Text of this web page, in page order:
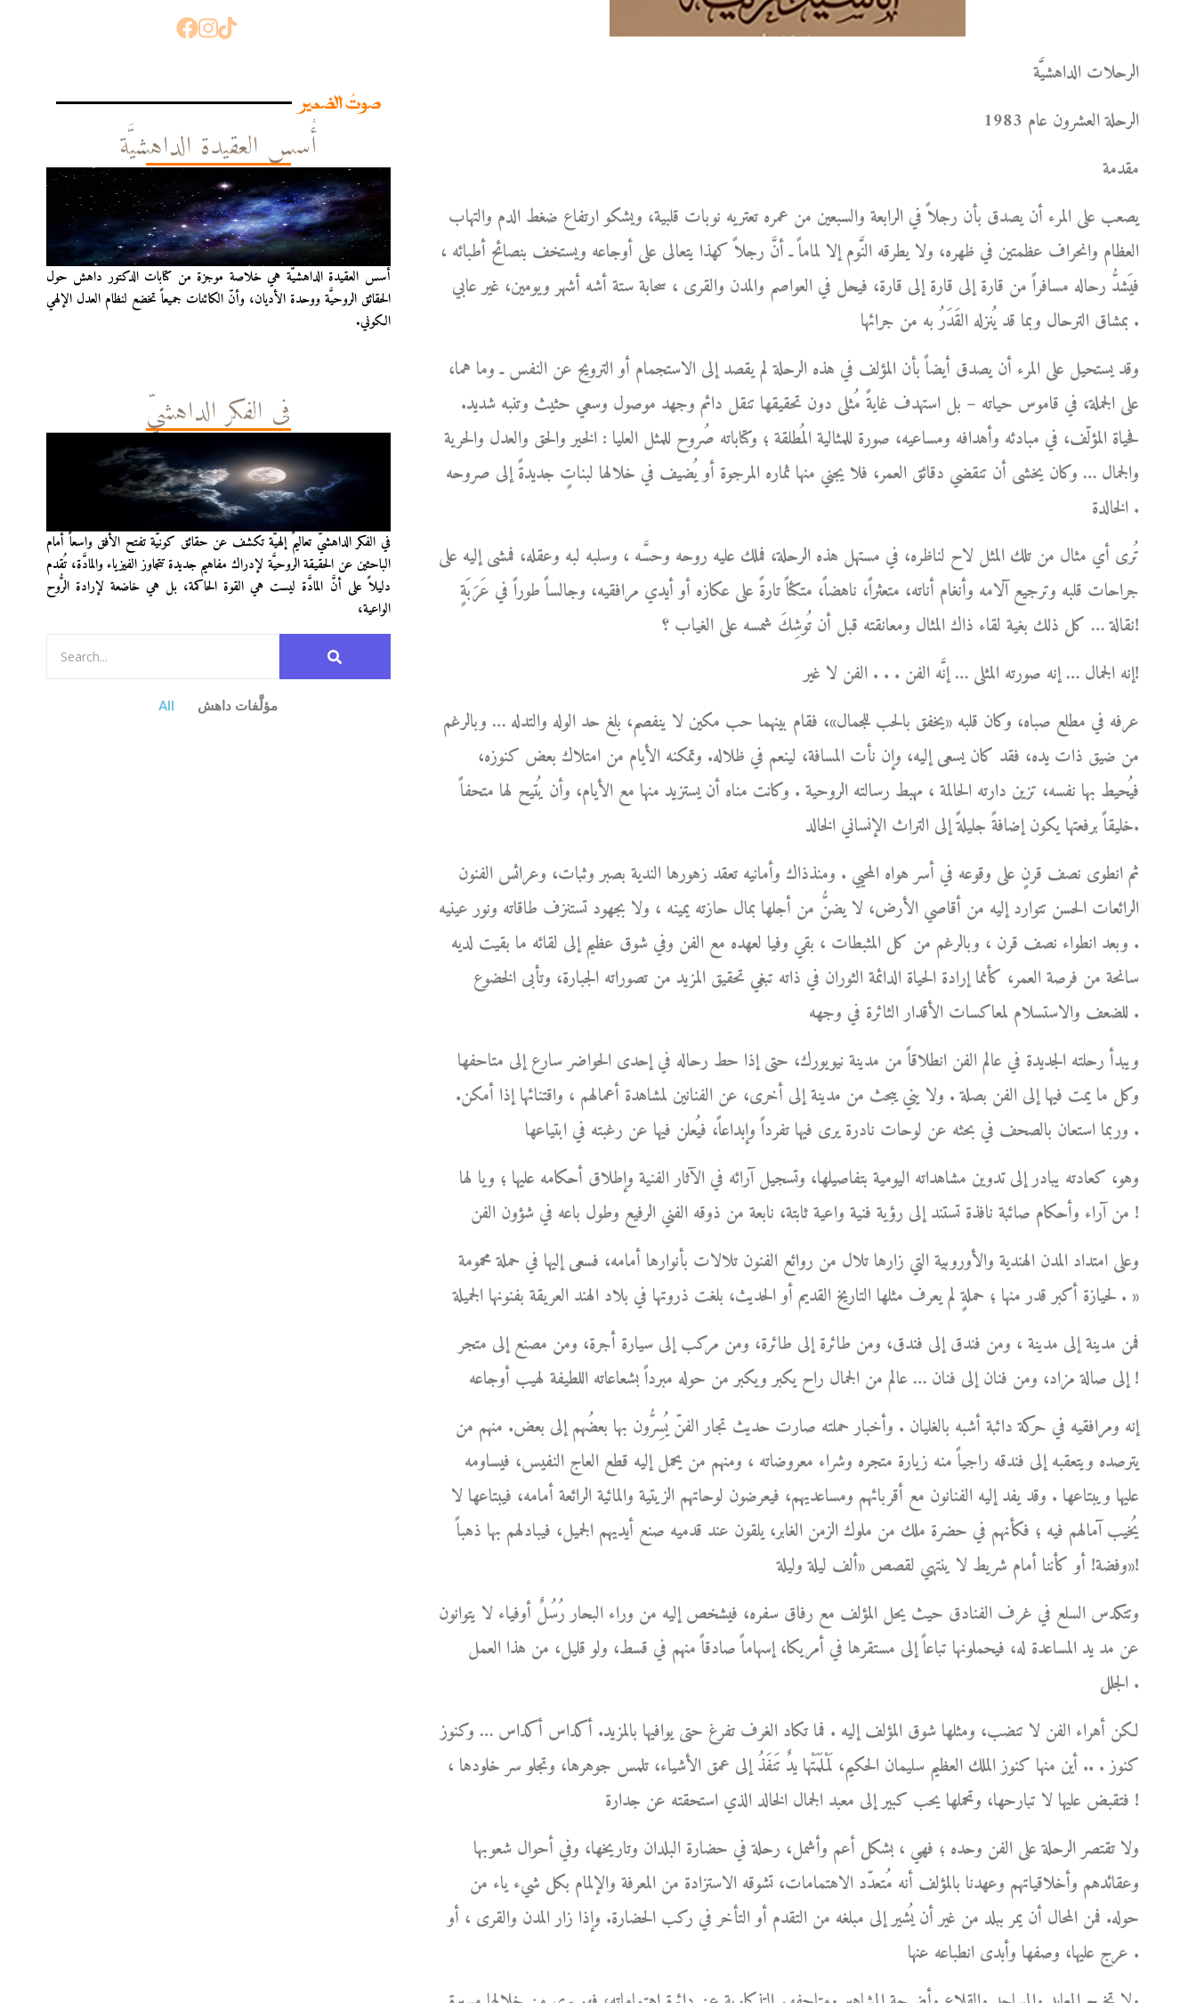
صوتُ الضمير
أُسس العقيدة الداهشيَّة
أُسس العقيدة الداهشيّة هي خلاصة موجزة من كتابات الدكتور داهش حول
الحقائق الروحيَّة ووحدة الأديان، وأنّ الكائنات جميعاً تخضع لنظام العدل الإلهي
الكوني.
في الفكر الداهشيّ
في الفكر الداهشيّ تعاليمٌ إلهيَّة تكشف عن حقائق كونيَّة تفتح الأفق واسعاً أمام
الباحثين عن الحقيقة الروحيَّة لإدراك مفاهيم جديدة تتجاوز الفيزياء والمادَّة، تُقدم
دليلاً على أنَّ المادَّة ليست هي القوة الحاكمة، بل هي خاضعة لإرادة الرُّوح
الواعية،
All مؤلَّفات داهش
الرحلات الداهشيَّة
الرحلة العشرون عام 1983
مقدمة
يصعب على المرء أن يصدق بأن رجلاً في الرابعة والسبعين من عمره تعتريه نوبات قلبية، ويشكو ارتفاع ضغط الدم والتهاب
العظام وانحراف عظمتين في ظهره، ولا يطرقه النَّوم إلا لماماً ـ أنَّ رجلاً كهذا يتعالى على أوجاعه ويستخف بنصائح أطبائه ،
فيَشدُّ رحاله مسافراً من قارة إلى قارة إلى قارة، فيحل في العواصم والمدن والقرى ، سحابة ستة أشه أشهر ويومين، غير عابي
بمشاق الترحال وبما قد يُنزله القَدَرُ به من جرائها .
وقد يستحيل على المرء أن يصدق أيضاً بأن المؤلف في هذه الرحلة لم يقصد إلى الاستجمام أو الترويح عن النفس ـ وما هما،
على الجملة، في قاموس حياته – بل استهدف غايةً مُثلى دون تحقيقها تنقل دائم وجهد موصول وسعي حثيث وتنبه شديد.
فحياة المؤلّف، في مبادئه وأهدافه ومساعيه، صورة للمثالية المُطلقة ؛ وكتاباته صُروح للمثل العليا : الخير والحق والعدل والحرية
والجمال … وكان يخشى أن تنقضي دقائق العمر، فلا يجني منها ثماره المرجوة أو يُضيف في خلالها لبناتٍ جديدةً إلى صروحه
الخالدة .
تُرى أي مثال من تلك المثل لاح لناظره، في مستهل هذه الرحلة، فملك عليه روحه وحسَّه ، وسلبه لبه وعقله، فمشى إليه على
جراحات قلبه وترجيع آلامه وأنغام أناته، متعثراً، ناهضاً، متكئاً تارةً على عكازه أو أيدي مرافقيه، وجالساً طوراً في عَرَبَةٍ
نقالة … كل ذلك بغية لقاء ذاك المثال ومعانقته قبل أن تُوشِكَ شمسه على الغياب ؟!
إنه الجمال … إنه صورته المثلى … إنَّه الفن . . . الفن لا غير!
عرفه في مطلع صباه، وكان قلبه «يخفق بالحب للجمال»، فقام بينهما حب مكين لا ينفصم، بلغ حد الوله والتدله … وبالرغم
من ضيق ذات يده، فقد كان يسعى إليه، وإن نأت المسافة، لينعم في ظلاله. وتمكنه الأيام من امتلاك بعض كنوزه،
فيُحيط بها نفسه، تزين دارته الحالمة ، مهبط رسالته الروحية . وكانت مناه أن يستزيد منها مع الأيام، وأن يُتيح لها متحفاً
خليقاً برفعتها يكون إضافةً جليلةً إلى التراث الإنساني الخالد.
ثم انطوى نصف قرنٍ على وقوعه في أسر هواه المحيي . ومنذذاك وأمانيه تعقد زهورها الندية بصبر وثبات، وعرائس الفنون
الرائعات الحسن تتوارد إليه من أقاصي الأرض، لا يضنُّ من أجلها بمال حازته يمينه ، ولا بجهود تستنزف طاقاته ونور عينيه
. وبعد انطواء نصف قرن ، وبالرغم من كل المثبطات ، بقي وفيا لعهده مع الفن وفي شوق عظيم إلى لقائه ما بقيت لديه
سانحة من فرصة العمر، كأنما إرادة الحياة الدائمة الثوران في ذاته تبغي تحقيق المزيد من تصوراته الجبارة، وتأبى الخضوع
للضعف والاستسلام لمعاكسات الأقدار الثائرة في وجهه .
ويبدأ رحلته الجديدة في عالم الفن انطلاقاً من مدينة نيويورك، حتى إذا حط رحاله في إحدى الحواضر سارع إلى متاحفها
وكل ما يمت فيها إلى الفن بصلة . ولا يني يبحث من مدينة إلى أخرى، عن الفنانين لمشاهدة أعمالهم ، واقتنائها إذا أمكن.
وربما استعان بالصحف في بحثه عن لوحات نادرة يرى فيها تفرداً وإبداعاً، فيُعلن فيها عن رغبته في ابتياعها .
وهو، كعادته يبادر إلى تدوين مشاهداته اليومية بتفاصيلها، وتسجيل آرائه في الآثار الفنية وإطلاق أحكامه عليها ؛ ويا لها
من آراء وأحكام صائبة نافذة تستند إلى رؤية فنية واعية ثابتة، نابعة من ذوقه الفني الرفيع وطول باعه في شؤون الفن !
وعلى امتداد المدن الهندية والأوروبية التي زارها تلال من روائع الفنون تلالات بأنوارها أمامه، فسعى إليها في حملة محمومة
لحيازة أكبر قدر منها ؛ حملةٍ لم يعرف مثلها التاريخ القديم أو الحديث، بلغت ذروتها في بلاد الهند العريقة بفنونها الجميلة . »
فمن مدينة إلى مدينة ، ومن فندق إلى فندق، ومن طائرة إلى طائرة، ومن مركب إلى سيارة أجرة، ومن مصنع إلى متجر
إلى صالة مزاد، ومن فنان إلى فنان … عالم من الجمال راح يكبر ويكبر من حوله مبرداً بشعاعاته اللطيفة لهيب أوجاعه !
إنه ومرافقيه في حركة دائبة أشبه بالغليان . وأخبار حملته صارت حديث تجار الفنّ يُسِرُّون بها بعضُهم إلى بعض. منهم من
يترصده ويتعقبه إلى فندقه راجياً منه زيارة متجره وشراء معروضاته ، ومنهم من يحمل إليه قطع العاج النفيس، فيساومه
عليها ويبتاعها . وقد يفد إليه الفنانون مع أقربائهم ومساعديهم، فيعرضون لوحاتهم الزيتية والمائية الرائعة أمامه، فيبتاعها لا
يُخيب آمالهم فيه ؛ فكأنهم في حضرة ملك من ملوك الزمن الغابر، يلقون عند قدميه صنع أيديهم الجميل، فيبادلهم بها ذهباً
وفضة! أو كأننا أمام شريط لا ينتهي لقصص «ألف ليلة وليلة»!
وتتكدس السلع في غرف الفنادق حيث يحل المؤلف مع رفاق سفره، فيشخص إليه من وراء البحار رُسُلٌ أوفياء لا يتوانون
عن مد يد المساعدة له، فيحملونها تباعاً إلى مستقرها في أمريكا، إسهاماً صادقاً منهم في قسط، ولو قليل، من هذا العمل
الجلل .
لكن أهراء الفن لا تنضب، ومثلها شوق المؤلف إليه . فما تكاد الغرف تفرغ حتى يوافيها بالمزيد. أكداس أكداس … وكنوز
كنوز . .. أين منها كنوز الملك العظيم سليمان الحكيم، لَمْلَمَتْها يدٌ تَنفَذُ إلى عمق الأشياء، تلمس جوهرها، وتجلو سر خلودها ،
فتقبض عليها لا تبارحها، وتحملها يحب كبير إلى معبد الجمال الخالد الذي استحقته عن جدارة !
ولا تقتصر الرحلة على الفن وحده ؛ فهي ، بشكل أعم وأشمل، رحلة في حضارة البلدان وتاريخها، وفي أحوال شعوبها
وعقائدهم وأخلاقياتهم وعهدنا بالمؤلف أنه مُتعدّد الاهتمامات، تشوقه الاستزادة من المعرفة والإلمام بكل شيء ياء من
حوله. فمن المحال أن يمر ببلد من غير أن يُشير إلى مبلغه من التقدم أو التأخر في ركب الحضارة. وإذا زار المدن والقرى ، أو
عرج عليها، وصفها وأبدى انطباعه عنها .